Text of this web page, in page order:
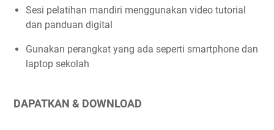
Sesi pelatihan mandiri menggunakan video tutorial
dan panduan digital
Gunakan perangkat yang ada seperti smartphone dan
laptop sekolah
DAPATKAN & DOWNLOAD